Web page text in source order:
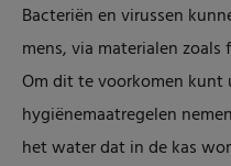
Bacteriën en virussen
mens, via materialen
Om dit te voorkomen kunt
hygiënemaatregelen
het water dat in de kas